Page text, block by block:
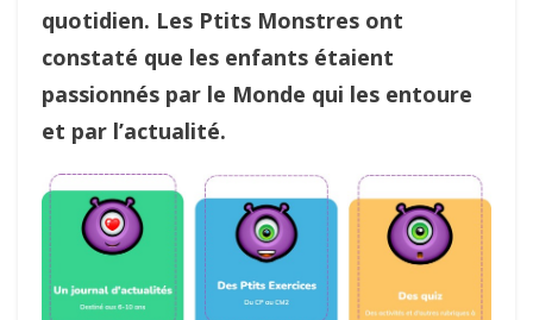
quotidien. Les Ptits Monstres ont
constaté que les enfants étaient
passionnés par le Monde qui les entoure
et par l’actualité.